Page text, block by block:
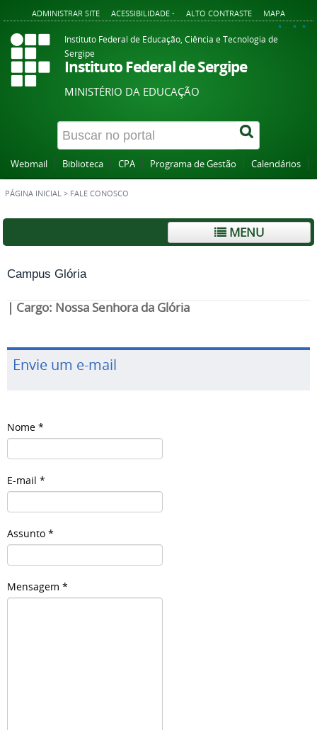
ADMINISTRAR SITE ACESSIBILIDADE - ALTO CONTRASTE MAPA
A+ A A-
Instituto Federal de Educação, Ciência e Tecnologia de
Sergipe
Instituto Federal de Sergipe
MINISTÉRIO DA EDUCAÇÃO
Webmail Biblioteca CPA Programa de Gestão Calendários
PÁGINA INICIAL > FALE CONOSCO
MENU
Campus Glória
| Cargo: Nossa Senhora da Glória
Envie um e-mail
Nome *
E-mail *
Assunto *
Mensagem *